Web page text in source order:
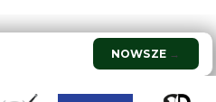
NOWSZE →